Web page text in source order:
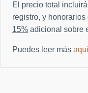
El precio total
registro, y
15% adicional sobre
Puedes leer más aquí